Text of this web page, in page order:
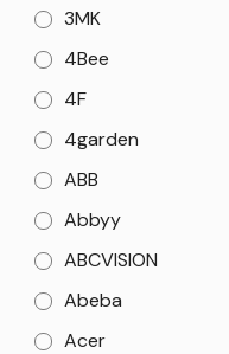
3MK
4Bee
4F
4garden
ABB
Abbyy
ABCVISION
Abeba
Acer